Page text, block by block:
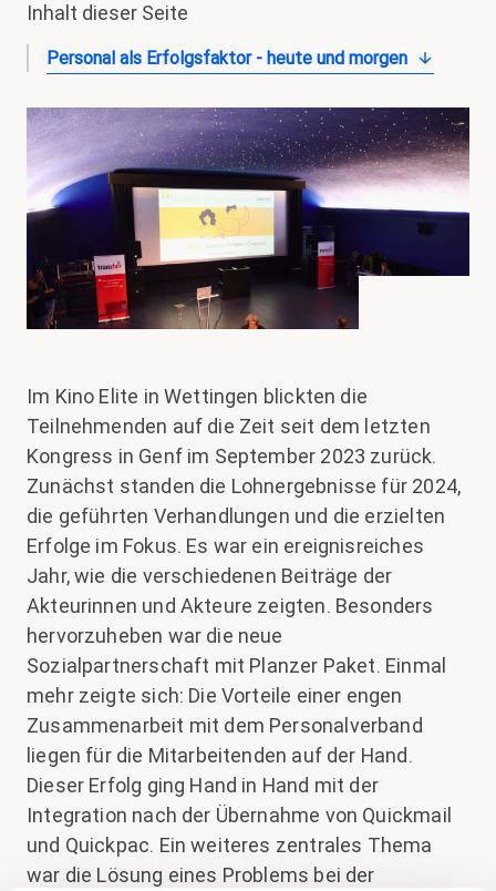
Inhalt dieser Seite
Personal als Erfolgsfaktor - heute und morgen
Im Kino Elite in Wettingen blickten die
Teilnehmenden auf die Zeit seit dem letzten
Kongress in Genf im September 2023 zurück.
Zunächst standen die Lohnergebnisse für 2024,
die geführten Verhandlungen und die erzielten
Erfolge im Fokus. Es war ein ereignisreiches
Jahr, wie die verschiedenen Beiträge der
Akteurinnen und Akteure zeigten. Besonders
hervorzuheben war die neue
Sozialpartnerschaft mit Planzer Paket. Einmal
mehr zeigte sich: Die Vorteile einer engen
Zusammenarbeit mit dem Personalverband
liegen für die Mitarbeitenden auf der Hand.
Dieser Erfolg ging Hand in Hand mit der
Integration nach der Übernahme von Quickmail
und Quickpac. Ein weiteres zentrales Thema
war die Lösung eines Problems bei der